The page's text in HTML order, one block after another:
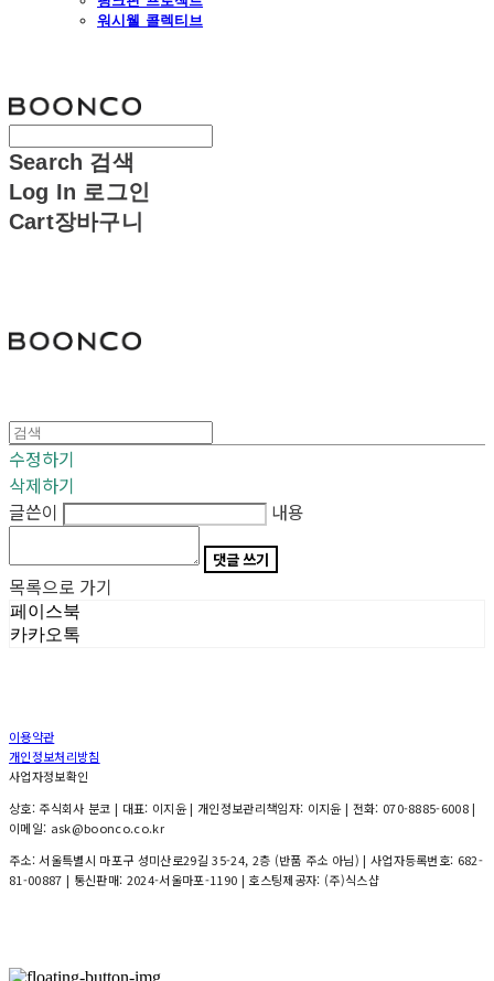
워시웰 콜렉티브
Search 검색
Log In 로그인
Cart장바구니
수정하기
삭제하기
글쓴이
내용
댓글 쓰기
목록으로 가기
페이스북
카카오톡
이용약관
개인정보처리방침
사업자정보확인
상호: 주식회사 분코 | 대표: 이지윤 | 개인정보관리책임자: 이지윤 | 전화: 070-8885-6008 |
이메일: ask@boonco.co.kr
주소: 서울특별시 마포구 성미산로29길 35-24, 2층 (반품 주소 아님) | 사업자등록번호: 682-
81-00887 | 통신판매: 2024-서울마포-1190 | 호스팅제공자: (주)식스샵